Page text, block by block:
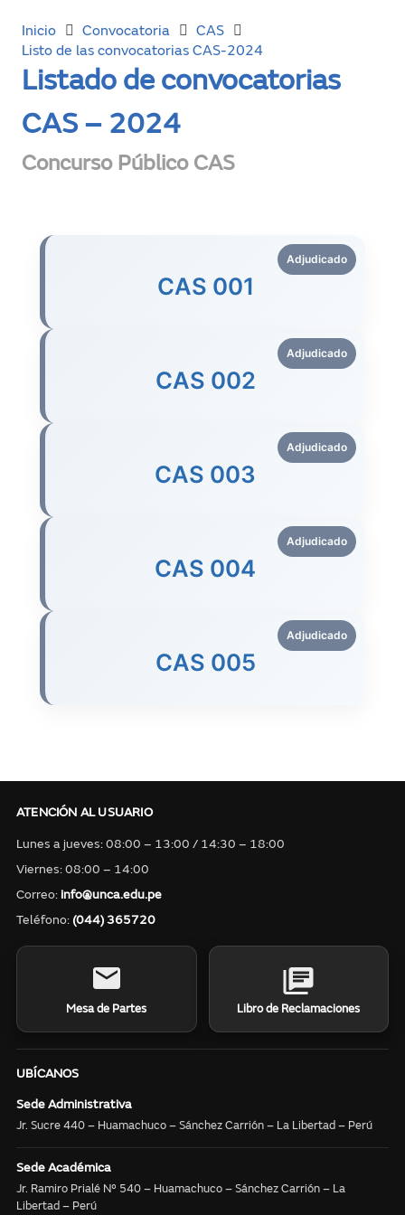
Inicio Convocatoria
CAS
Listo de las convocatorias CAS-2024
Listado de convocatorias
CAS – 2024
Concurso Público CAS
Adjudicado
CAS 001
Adjudicado
CAS 002
Adjudicado
CAS 003
Adjudicado
CAS 004
Adjudicado
CAS 005
ATENCIÓN AL USUARIO
Lunes a jueves: 08:00 – 13:00 / 14:30 – 18:00
Viernes: 08:00 – 14:00
Correo: info@unca.edu.pe
Teléfono: (044) 365720
Mesa de Partes Libro de Reclamaciones
UBÍCANOS
Sede Administrativa
Jr. Sucre 440 – Huamachuco – Sánchez Carrión – La Libertad – Perú
Sede Académica
Jr. Ramiro Prialé N° 540 – Huamachuco – Sánchez Carrión – La
Libertad – Perú